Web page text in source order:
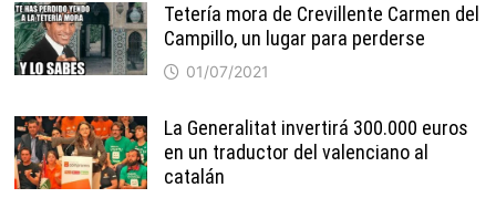
Tetería mora de Crevillente Carmen del
Campillo, un lugar para perderse
01/07/2021
La Generalitat invertirá 300.000 euros
en un traductor del valenciano al
catalán